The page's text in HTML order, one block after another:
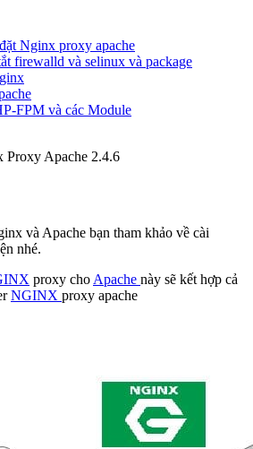
Nginx proxy apache
firewalld và selinux và package
FPM và các Module
Proxy Apache 2.4.6
và Apache bạn tham khảo về cài
nhé.
proxy cho Apache này sẽ kết hợp cả
NGINX proxy apache